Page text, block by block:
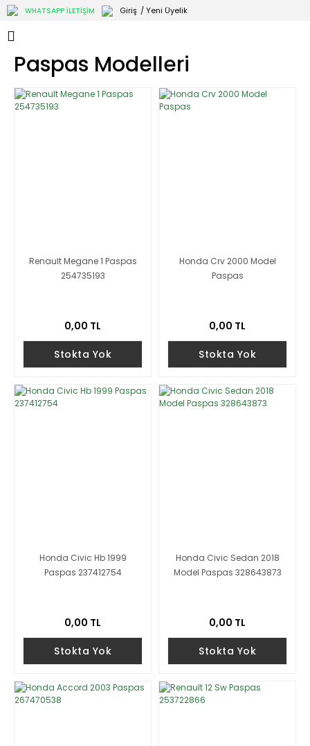
WHATSAPP İLETİŞİM Giriş / Yeni Üyelik
Paspas Modelleri
Renault Megane 1 Paspas
254735193
0,00 TL
Stokta Yok
Honda Crv 2000 Model
Paspas
0,00 TL
Stokta Yok
Honda Civic Hb 1999
Paspas 237412754
0,00 TL
Stokta Yok
Honda Civic Sedan 2018
Model Paspas 328643873
0,00 TL
Stokta Yok